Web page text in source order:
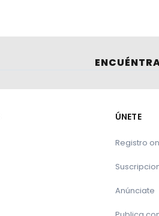
ÚNETE
Registro
Anúnciate